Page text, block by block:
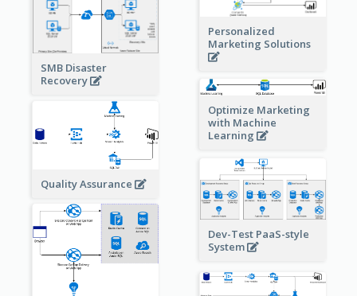
Personalized
Marketing Solutions
SMB Disaster
Recovery
Optimize Marketing
with Machine
Learning
Quality Assurance
Dev-Test PaaS-style
System